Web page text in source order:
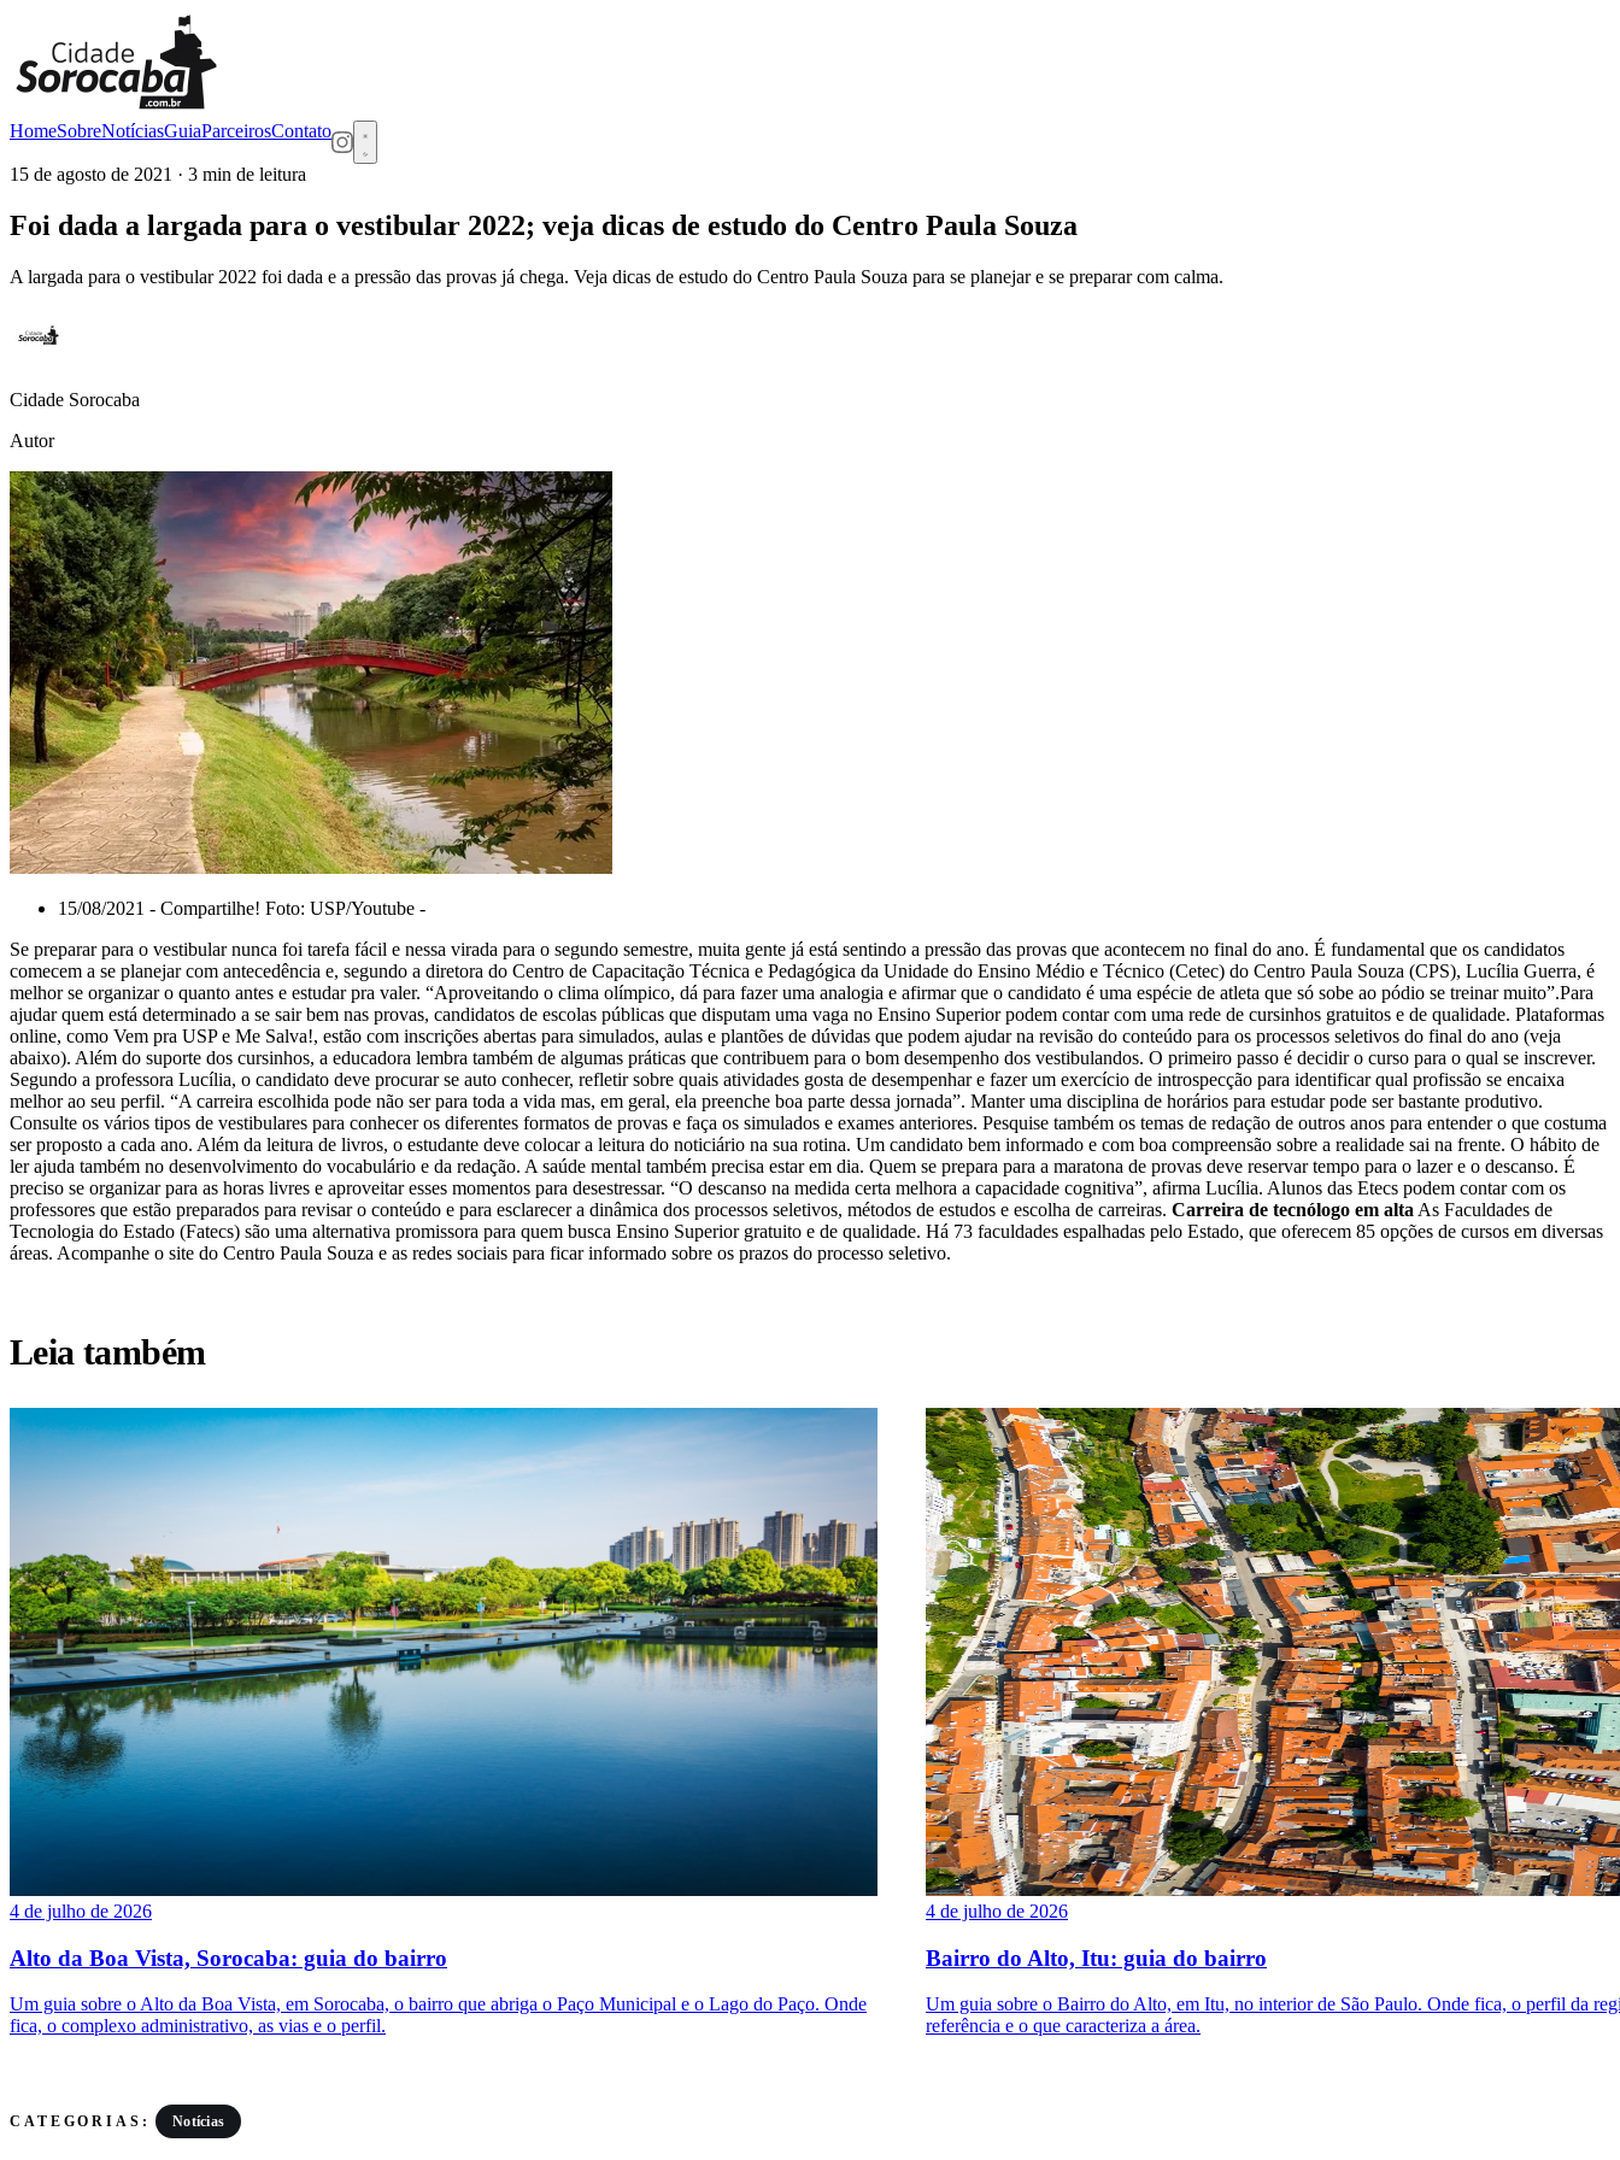
HomeSobreNotíciasGuiaParceirosContato
15 de agosto de 2021 · 3 min de leitura
Foi dada a largada para o vestibular 2022; veja dicas de estudo do Centro Paula Souza
A largada para o vestibular 2022 foi dada e a pressão das provas já chega. Veja dicas de estudo do Centro Paula Souza para se planejar e se preparar com calma.
Cidade Sorocaba
Autor
15/08/2021 - Compartilhe! Foto: USP/Youtube -
Se preparar para o vestibular nunca foi tarefa fácil e nessa virada para o segundo semestre, muita gente já está sentindo a pressão das provas que acontecem no final do ano. É fundamental que os candidatos
comecem a se planejar com antecedência e, segundo a diretora do Centro de Capacitação Técnica e Pedagógica da Unidade do Ensino Médio e Técnico (Cetec) do Centro Paula Souza (CPS), Lucília Guerra, é
melhor se organizar o quanto antes e estudar pra valer. “Aproveitando o clima olímpico, dá para fazer uma analogia e afirmar que o candidato é uma espécie de atleta que só sobe ao pódio se treinar muito”.Para
ajudar quem está determinado a se sair bem nas provas, candidatos de escolas públicas que disputam uma vaga no Ensino Superior podem contar com uma rede de cursinhos gratuitos e de qualidade. Plataformas
online, como Vem pra USP e Me Salva!, estão com inscrições abertas para simulados, aulas e plantões de dúvidas que podem ajudar na revisão do conteúdo para os processos seletivos do final do ano (veja
abaixo). Além do suporte dos cursinhos, a educadora lembra também de algumas práticas que contribuem para o bom desempenho dos vestibulandos. O primeiro passo é decidir o curso para o qual se inscrever.
Segundo a professora Lucília, o candidato deve procurar se auto conhecer, refletir sobre quais atividades gosta de desempenhar e fazer um exercício de introspecção para identificar qual profissão se encaixa
melhor ao seu perfil. “A carreira escolhida pode não ser para toda a vida mas, em geral, ela preenche boa parte dessa jornada”. Manter uma disciplina de horários para estudar pode ser bastante produtivo.
Consulte os vários tipos de vestibulares para conhecer os diferentes formatos de provas e faça os simulados e exames anteriores. Pesquise também os temas de redação de outros anos para entender o que costuma
ser proposto a cada ano. Além da leitura de livros, o estudante deve colocar a leitura do noticiário na sua rotina. Um candidato bem informado e com boa compreensão sobre a realidade sai na frente. O hábito de
ler ajuda também no desenvolvimento do vocabulário e da redação. A saúde mental também precisa estar em dia. Quem se prepara para a maratona de provas deve reservar tempo para o lazer e o descanso. É
preciso se organizar para as horas livres e aproveitar esses momentos para desestressar. “O descanso na medida certa melhora a capacidade cognitiva”, afirma Lucília. Alunos das Etecs podem contar com os
professores que estão preparados para revisar o conteúdo e para esclarecer a dinâmica dos processos seletivos, métodos de estudos e escolha de carreiras. Carreira de tecnólogo em alta As Faculdades de
Tecnologia do Estado (Fatecs) são uma alternativa promissora para quem busca Ensino Superior gratuito e de qualidade. Há 73 faculdades espalhadas pelo Estado, que oferecem 85 opções de cursos em diversas
áreas. Acompanhe o site do Centro Paula Souza e as redes sociais para ficar informado sobre os prazos do processo seletivo.
Leia também
4 de julho de 2026
Alto da Boa Vista, Sorocaba: guia do bairro
Um guia sobre o Alto da Boa Vista, em Sorocaba, o bairro que abriga o Paço Municipal e o Lago do Paço. Onde
fica, o complexo administrativo, as vias e o perfil.
4 de julho de 2026
Bairro do Alto, Itu: guia do bairro
Um guia sobre o Bairro do Alto, em Itu, no interior de São Paulo. Onde fica, o perfil da
referência e o que caracteriza a área.
CATEGORIAS: Notícias